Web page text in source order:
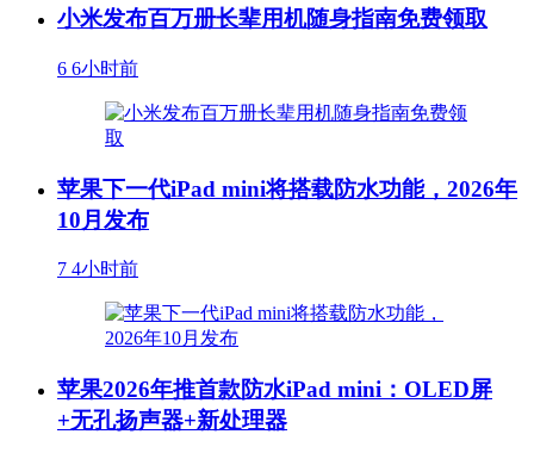
小米发布百万册长辈用机随身指南免费领取
6 6小时前
苹果下一代iPad mini将搭载防水功能，2026年
10月发布
7 4小时前
苹果2026年推首款防水iPad mini：OLED屏
+无孔扬声器+新处理器